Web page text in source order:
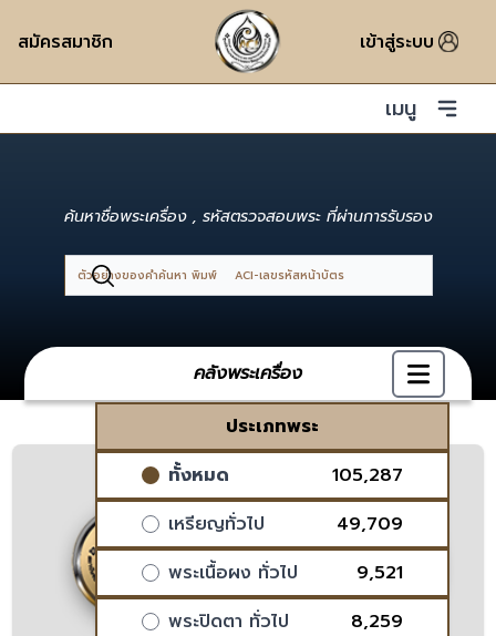
สมัครสมาชิก เข้าสู่ระบบ
เมนู
ค้นหาชื่อพระเครื่อง , รหัสตรวจสอบพระ ที่ผ่านการรับรอง
Search
คลังพระเครื่อง
ประเภทพระ
ทั้งหมด
105,287
เหรียญทั่วไป
49,709
พระเนื้อผง ทั่วไป
9,521
พระปิดตา ทั่วไป
8,259